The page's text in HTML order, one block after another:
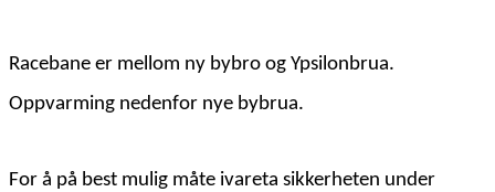
Racebane er mellom ny bybro og Ypsilonbrua.
Oppvarming nedenfor nye bybrua.
For å på best mulig måte ivareta sikkerheten under